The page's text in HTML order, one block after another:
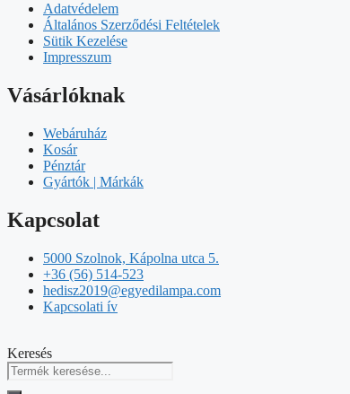
Adatvédelem
Általános Szerződési Feltételek
Sütik Kezelése
Impresszum
Vásárlóknak
Webáruház
Kosár
Pénztár
Gyártók | Márkák
Kapcsolat
5000 Szolnok, Kápolna utca 5.
+36 (56) 514-523
hedisz2019@egyedilampa.com
Kapcsolati ív
Keresés